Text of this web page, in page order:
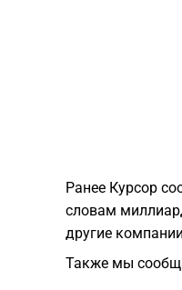
Ранее Курсор
словам
другие
Также мы